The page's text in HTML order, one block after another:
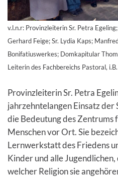
v.l.n.r: Provinzleiterin Sr. Petra
Gerhard Feige; Sr. Lydia Kaps;
Bonifatiuswerkes; Domkapitular
Leiterin des Fachbereichs Pastoral,
Provinzleiterin Sr. Petra
jahrzehntelangen Einsatz
die Bedeutung des Zentrums
Menschen vor Ort. Sie
Lernwerkstatt des Friedens
Kinder und alle
welcher Religion sie